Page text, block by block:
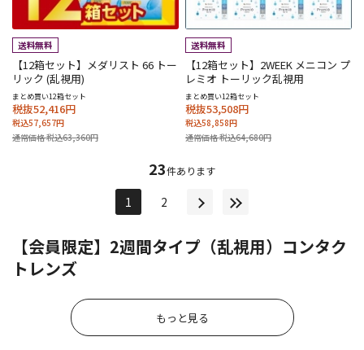
【12箱セット】メダリスト 66 トー
リック (乱視用)
まとめ買い12箱セット
税抜52,416円
税込57,657円
通常価格 税込63,360円
【12箱セット】2WEEK メニコン プ
レミオ トーリック乱視用
まとめ買い12箱セット
税抜53,508円
税込58,858円
通常価格 税込64,680円
23件あります
1 2
【会員限定】2週間タイプ（乱視用）コンタク
トレンズ
もっと見る